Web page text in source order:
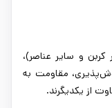
و سایر عناصر)،
مقاومت به
از یکدیگرند.